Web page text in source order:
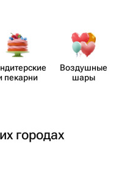
пекарни
Воздушные
шары
городах